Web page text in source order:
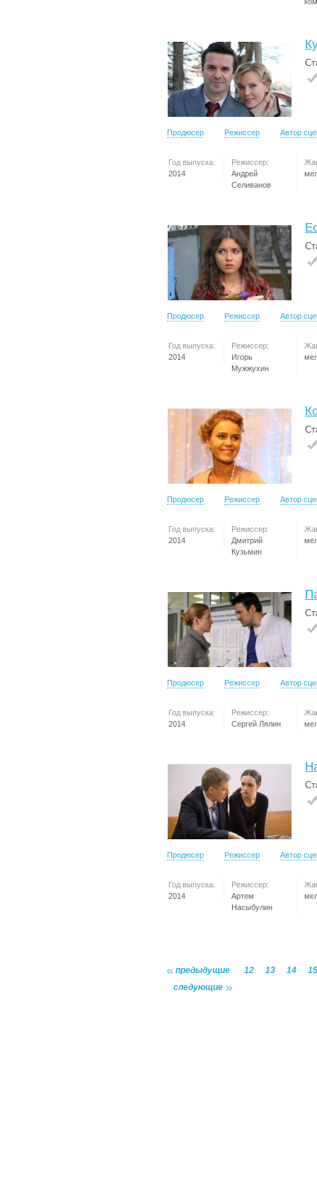
Продюсер Режиссер Автор
Год выпуска:
2014
Режиссер:
Андрей
Селиванов
Продюсер Режиссер Автор
Год выпуска:
2014
Режиссер:
Игорь
Мужжухин
Продюсер Режиссер Автор
Год выпуска:
2014
Режиссер:
Дмитрий
Кузьмин
Продюсер Режиссер Автор
Год выпуска:
2014
Режиссер:
Сергей Лялин
Продюсер Режиссер Автор
Год выпуска:
2014
Режиссер:
Артем
Насыбулин
предыдущие 12 13 14
15
следующие